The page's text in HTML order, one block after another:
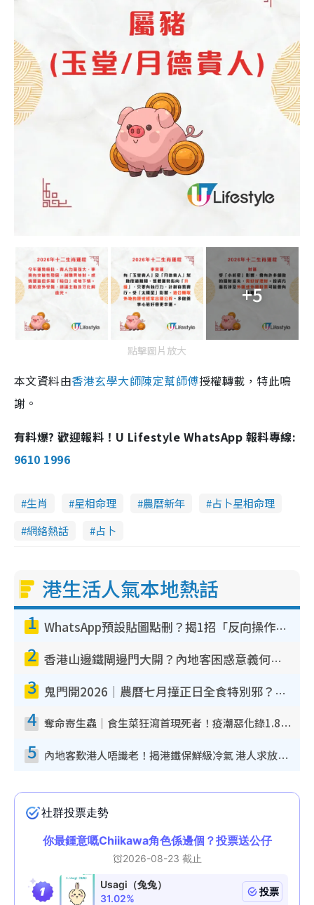
+5
點擊圖片放大
本文資料由香港玄學大師陳定幫師傅授權轉載，特此鳴
謝。
有料爆? 歡迎報料！U Lifestyle WhatsApp 報料專線:
9610 1996
生肖 星相命理 農曆新年
占卜星相命理
網絡熱話
占卜
港生活人氣本地熱話
1 WhatsApp預設貼圖點刪？揭1招「反向操作」還原簡潔介面 附3步實測教學
2 香港山邊鐵閘邊門大開？內地客困惑意義何在！網民神回覆：呢種叫法理性防禦
3 鬼門開2026｜農曆七月撞正日全食特別邪？專家警告切忌做一事！揭4大禁忌+2招保平安
4 奪命寄生蟲｜食生菜狂瀉首現死者！疫潮惡化錄1.8萬宗病例 揭洗菜3大謬誤
5 內地客歎港人唔識老！揭港鐵保鮮級冷氣 港人求放過：咪投訴